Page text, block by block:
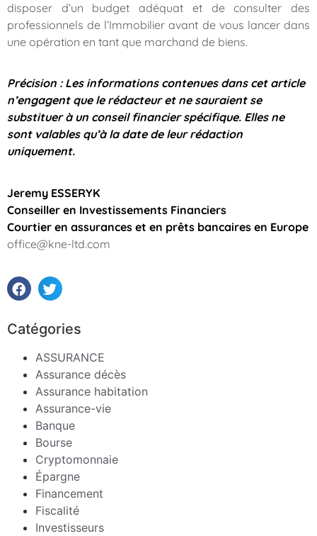
disposer d’un budget adéquat et de consulter des
professionnels de l’Immobilier avant de vous lancer dans
une opération en tant que marchand de biens.
Précision : Les informations contenues dans cet article
n’engagent que le rédacteur et ne sauraient se
substituer à un conseil financier spécifique. Elles ne
sont valables qu’à la date de leur rédaction
uniquement.
Jeremy ESSERYK
Conseiller en Investissements Financiers
Courtier en assurances et en prêts bancaires en Europe
office@kne-ltd.com
Catégories
ASSURANCE
Assurance décès
Assurance habitation
Assurance-vie
Banque
Bourse
Cryptomonnaie
Épargne
Financement
Fiscalité
Investisseurs